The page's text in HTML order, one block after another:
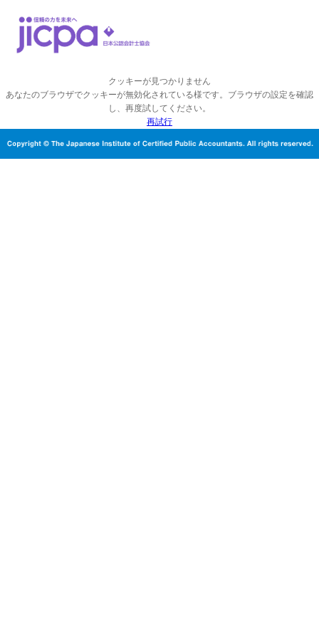
クッキーが見つかりません
あなたのブラウザでクッキーが無効化されている様です。ブラウザの設定を確認
し、再度試してください。
再試行